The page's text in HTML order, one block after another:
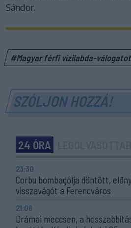
Sándor.
#Magyar férfi vízilabda-
SZÓLJON HOZZÁ!
24 ÓRA
23:30
Corbu bombagólja döntött,
visszavágót a Ferencváros
21:08
Drámai meccsen, a